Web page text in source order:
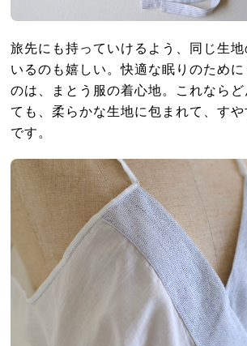
旅先にも持っていけるよう、同じ生
いるのも嬉しい。快適な眠りのため
のは、まとう服の着心地。これなら
ても、柔らかな生地に包まれて、すや
です。